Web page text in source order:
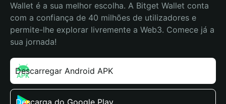
Wallet é a sua melhor escolha. A Bitget Wallet conta
com a confiança de 40 milhões de utilizadores e
permite-lhe explorar livremente a Web3. Comece já a
sua jornada!
Descarregar Android APK
Descarga do Google Play